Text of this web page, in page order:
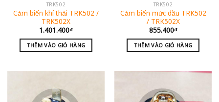
TRK502
Cảm biến khí thải TRK502 /
TRK502X
1.401.400₫
THÊM VÀO GIỎ HÀNG
TRK502
Cảm biến mức dầu TRK502
/ TRK502X
855.400₫
THÊM VÀO GIỎ HÀNG